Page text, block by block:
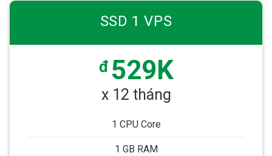
SSD 1 VPS
đ 529K
x 12 tháng
1 CPU Core
1 GB RAM